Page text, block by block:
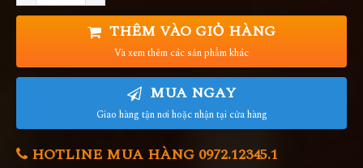
THÊM VÀO GIỎ HÀNG
Và xem thêm các sản phẩm khác
MUA NGAY
Giao hàng tận nơi hoặc nhận tại cửa hàng
HOTLINE MUA HÀNG 0972.12345.1